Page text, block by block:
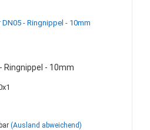
Ringnippel - 10mm
(Ausland abweichend)